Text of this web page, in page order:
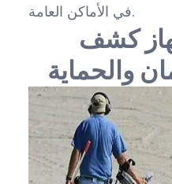
في الأماكن العامة.
كشف
والحماية